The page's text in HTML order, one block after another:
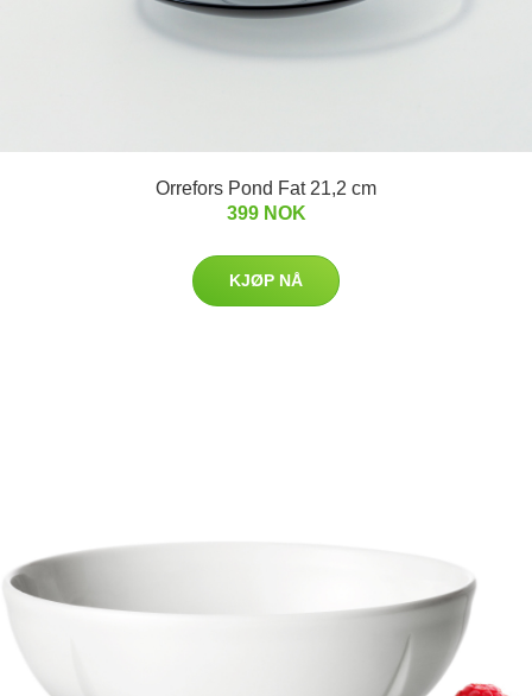
Orrefors Pond Fat 21,2 cm
399 NOK
KJØP NÅ